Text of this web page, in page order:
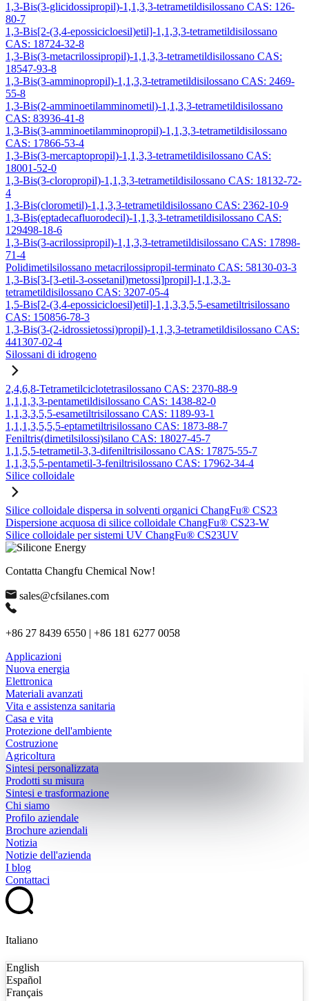
1,3-Bis(3-glicidossipropil)-1,1,3,3-tetrametildisilossano CAS: 126-
80-7
1,3-Bis[2-(3,4-epossicicloesil)etil]-1,1,3,3-tetrametildisilossano
CAS: 18724-32-8
1,3-Bis(3-metacrilossipropil)-1,1,3,3-tetrametildisilossano CAS:
18547-93-8
1,3-Bis(3-amminopropil)-1,1,3,3-tetrametildisilossano CAS: 2469-
55-8
1,3-Bis(2-amminoetilamminometil)-1,1,3,3-tetrametildisilossano
CAS: 83936-41-8
1,3-Bis(3-amminoetilamminopropil)-1,1,3,3-tetrametildisilossano
CAS: 17866-53-4
1,3-Bis(3-mercaptopropil)-1,1,3,3-tetrametildisilossano CAS:
18001-52-0
1,3-Bis(3-cloropropil)-1,1,3,3-tetrametildisilossano CAS: 18132-72-
4
1,3-Bis(clorometil)-1,1,3,3-tetrametildisilossano CAS: 2362-10-9
1,3-Bis(eptadecafluorodecil)-1,1,3,3-tetrametildisilossano CAS:
129498-18-6
1,3-Bis(3-acrilossipropil)-1,1,3,3-tetrametildisilossano CAS: 17898-
71-4
Polidimetilsilossano metacrilossipropil-terminato CAS: 58130-03-3
1,3-Bis[3-[3-etil-3-ossetanil)metossi]propil]-1,1,3,3-
tetrametildisilossano CAS: 3207-05-4
1,5-Bis[2-(3,4-epossicicloesil)etil]-1,1,3,3,5,5-esametiltrisilossano
CAS: 150856-78-3
1,3-Bis(3-(2-idrossietossi)propil)-1,1,3,3-tetrametildisilossano CAS:
441307-02-4
Silossani di idrogeno
2,4,6,8-Tetrametilciclotetrasilossano CAS: 2370-88-9
1,1,1,3,3-pentametildisilossano CAS: 1438-82-0
1,1,3,3,5,5-esametiltrisilossano CAS: 1189-93-1
1,1,1,3,5,5,5-eptametiltrisilossano CAS: 1873-88-7
Feniltris(dimetilsilossi)silano CAS: 18027-45-7
1,1,5,5-tetrametil-3,3-difeniltrisilossano CAS: 17875-55-7
1,1,3,5,5-pentametil-3-feniltrisilossano CAS: 17962-34-4
Silice colloidale
Silice colloidale dispersa in solventi organici ChangFu® CS23
Dispersione acquosa di silice colloidale ChangFu® CS23-W
Silice colloidale per sistemi UV ChangFu® CS23UV
Contatta Changfu Chemical Now!
sales@cfsilanes.com
+86 27 8439 6550 | +86 181 6277 0058
Applicazioni
Nuova energia
Elettronica
Materiali avanzati
Vita e assistenza sanitaria
Casa e vita
Protezione dell'ambiente
Costruzione
Agricoltura
Sintesi personalizzata
Prodotti su misura
Sintesi e trasformazione
Chi siamo
Profilo aziendale
Brochure aziendali
Notizia
Notizie dell'azienda
I blog
Contattaci
Italiano
English
Español
Français